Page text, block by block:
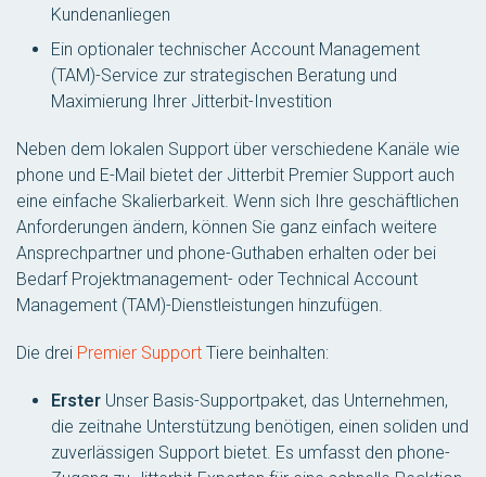
Kundenanliegen
Ein optionaler technischer Account Management
(TAM)-Service zur strategischen Beratung und
Maximierung Ihrer Jitterbit-Investition
Neben dem lokalen Support über verschiedene Kanäle wie
phone und E-Mail bietet der Jitterbit Premier Support auch
eine einfache Skalierbarkeit. Wenn sich Ihre geschäftlichen
Anforderungen ändern, können Sie ganz einfach weitere
Ansprechpartner und phone-Guthaben erhalten oder bei
Bedarf Projektmanagement- oder Technical Account
Management (TAM)-Dienstleistungen hinzufügen.
Die drei Premier Support Tiere beinhalten:
Erster Unser Basis-Supportpaket, das Unternehmen,
die zeitnahe Unterstützung benötigen, einen soliden und
zuverlässigen Support bietet. Es umfasst den phone-